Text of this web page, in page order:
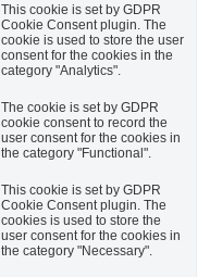
This cookie is set by GDPR
Cookie Consent plugin. The
cookie is used to store the user
consent for the cookies in the
category "Analytics".
The cookie is set by GDPR
cookie consent to record the
user consent for the cookies in
the category "Functional".
This cookie is set by GDPR
Cookie Consent plugin. The
cookies is used to store the
user consent for the cookies in
the category "Necessary".